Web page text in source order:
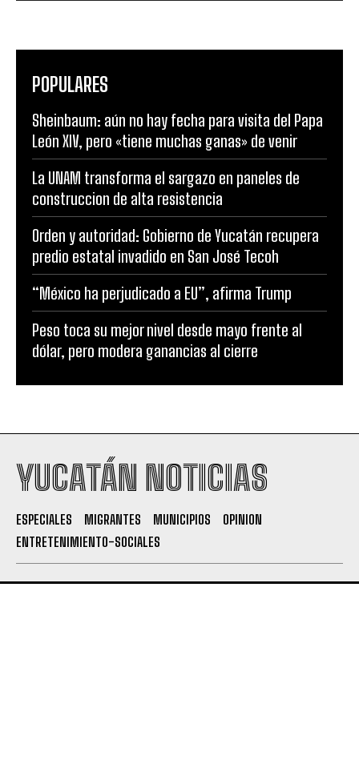
POPULARES
Sheinbaum: aún no hay fecha para visita del Papa
León XIV, pero «tiene muchas ganas» de venir
La UNAM transforma el sargazo en paneles de
construccion de alta resistencia
Orden y autoridad: Gobierno de Yucatán recupera
predio estatal invadido en San José Tecoh
“México ha perjudicado a EU”, afirma Trump
Peso toca su mejor nivel desde mayo frente al
dólar, pero modera ganancias al cierre
YUCATÁN NOTICIAS
ESPECIALES MIGRANTES MUNICIPIOS
OPINION
ENTRETENIMIENTO-SOCIALES